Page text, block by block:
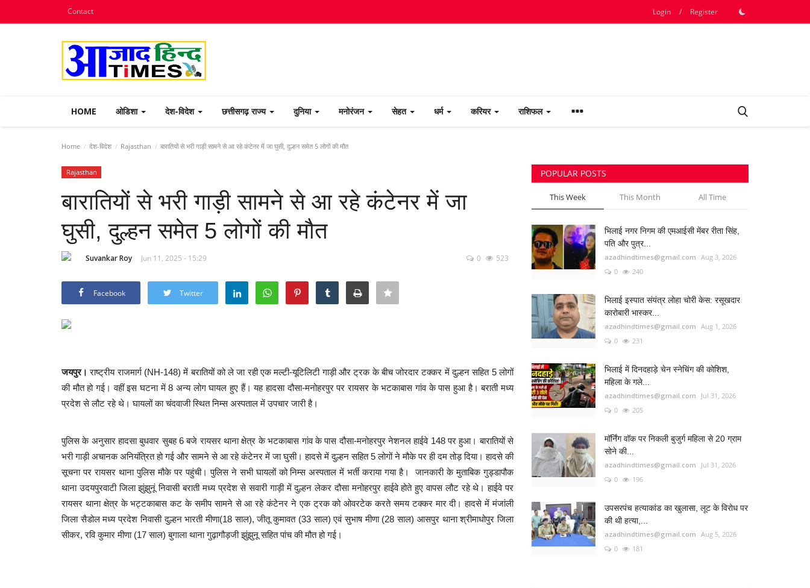
Contact Login / Register
HOME ओडिशा देश-विदेश छत्तीसगढ़ राज्य दुनिया मनोरंजन सेहत धर्म करियर राशिफल
Home देश-विदेश Rajasthan बारातियों से भरी गाड़ी सामने से आ रहे कंटेनर में जा घुसी, दुल्हन समेत 5 लोगों की मौत
Rajasthan
बारातियों से भरी गाड़ी सामने से आ रहे कंटेनर में जा
घुसी, दुल्हन समेत 5 लोगों की मौत
Suvankar Roy Jun 11, 2025 - 15:29 0 523
Facebook Twitter
जयपुर। राष्ट्रीय राजमार्ग (NH-148) में बरातियों को ले जा रही एक मल्टी-यूटिलिटी गाड़ी और ट्रक के बीच जोरदार टक्कर में दुल्हन सहित 5 लोगों
की मौत हो गई। वहीं इस घटना में 8 अन्य लोग घायल हुए हैं। यह हादसा दौसा-मनोहरपुर पर रायसर के भटकाबास गांव के पास हुआ है। बराती मध्य
प्रदेश से लौट रहे थे।घायलों का चंदवाजी स्थित निम्स अस्पताल में उपचार जारी है।
पुलिस के अनुसार हादसा बुधवार सुबह 6 बजे रायसर थाना क्षेत्र के भटकाबास गांव के पास दौसा-मनोहरपुर नेशनल हाईवे 148 पर हुआ। बारातियों से
भरी गाड़ी अचानक अनियंत्रित हो गई और सामने से आ रहे कंटेनर में जा घुसी। हादसे में दुल्हन सहित 5 लोगों ने मौके पर ही दम तोड़ दिया। हादसे की
सूचना पर रायसर थाना पुलिस मौके पर पहुंची। पुलिस ने सभी घायलों को निम्स अस्पताल में भर्ती कराया गया है।जानकारी के मुताबिक गुड्डापौक
थाना उदयपुरवाटी जिला झुंझुनूं निवासी बराती मध्य प्रदेश से सवारी गाड़ी में दुल्हन लेकर दौसा मनोहरपुर हाईवे होते हुए वापस लौट रहे थे। हाईवे पर
रायसर थाना क्षेत्र के भट्टकाबास कट के समीप सामने से आ रहे कंटेनर ने एक ट्रक को ओवरटेक करते समय टक्कर मार दी। हादसे में मंजांली
जिला सैडोल मध्य प्रदेश निवासी दुल्हन भारती मीणा(18 साल), जीतू कुमावत (33 साल) एवं सुभाष मीणा (28 साल) आसपुर थाना श्रीमाधोपुर जिला
सीकर, रवि कुमार मीणा (17 साल) बुगाला थाना गुढ़ागौड़जी झुंझुनू सहित पांच की मौत हो गई।
POPULAR POSTS
This Week This Month All Time
भिलाई नगर निगम की एमआईसी मेंबर रीता सिंह,
पति और पुत्र...
azadhindtimes@gmail.com Aug 3, 2026
0
240
भिलाई इस्पात संयंत्र लोहा चोरी केस: रसूखदार
कारोबारी भास्कर...
azadhindtimes@gmail.com Aug 1, 2026
0
231
भिलाई में दिनदहाड़े चेन स्नेचिंग की कोशिश,
महिला के गले...
azadhindtimes@gmail.com
Jul 31, 2026
0
205
मॉर्निंग वॉक पर निकली बुजुर्ग महिला से 20 ग्राम
सोने की...
azadhindtimes@gmail.com
Jul 31, 2026
0
196
उपसरपंच हत्याकांड का खुलासा, लूट के विरोध पर
की थी हत्या,...
azadhindtimes@gmail.com Aug 5, 2026
0
181